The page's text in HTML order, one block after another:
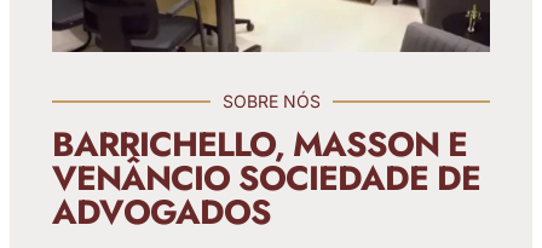
SOBRE NÓS
BARRICHELLO, MASSON E
VENÂNCIO SOCIEDADE DE
ADVOGADOS